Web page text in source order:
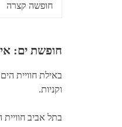
חופשה קצרה
חופשת ים:
באילת חוויית
וקניות.
בתל אביב